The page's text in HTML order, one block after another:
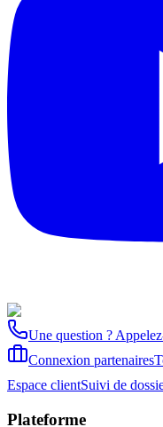
Une question ?
Connexion partenaires
Espace clientSuivi de
Plateforme